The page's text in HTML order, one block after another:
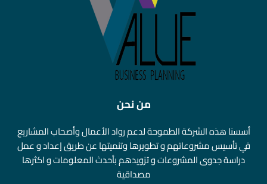
من نحن
أسسنا هذه الشركة الطموحة لدعم رواد الأعمال وأصحاب المشاريع
في تأسيس مشروعاتهم و تطويرها وتنميتها عن طريق إعداد و عمل
دراسة جدوى المشروعات و تزويدهم بأحدث المعلومات و اكثرها
مصداقية